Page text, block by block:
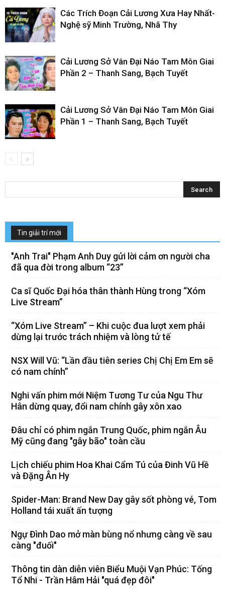
Các Trích Đoạn Cải Lương Xưa Hay Nhất-
Nghệ sỹ Minh Trường, Nhã Thy
Cải Lương Sở Vân Đại Náo Tam Môn Giai
Phần 2 – Thanh Sang, Bạch Tuyết
Cải Lương Sở Vân Đại Náo Tam Môn Giai
Phần 1 – Thanh Sang, Bạch Tuyết
Tin giải trí mới
"Anh Trai" Phạm Anh Duy gửi lời cảm ơn người cha
đã qua đời trong album “23”
Ca sĩ Quốc Đại hóa thân thành Hùng trong “Xóm
Live Stream”
“Xóm Live Stream” – Khi cuộc đua lượt xem phải
dừng lại trước trách nhiệm và lòng tử tế
NSX Will Vũ: “Lần đầu tiên series Chị Chị Em Em sẽ
có nam chính”
Nghi vấn phim mới Niệm Tương Tư của Ngu Thư
Hân dừng quay, đổi nam chính gây xôn xao
Đâu chỉ có phim ngắn Trung Quốc, phim ngắn Âu
Mỹ cũng đang "gây bão" toàn cầu
Lịch chiếu phim Hoa Khai Cẩm Tú của Đinh Vũ Hề
và Đặng Ân Hy
Spider-Man: Brand New Day gây sốt phòng vé, Tom
Holland tái xuất ấn tượng
Ngự Đình Dao mở màn bùng nổ nhưng càng về sau
càng "đuối"
Thông tin dàn diễn viên Biểu Muội Vạn Phúc: Tống
Tổ Nhi - Trần Hâm Hải "quá đẹp đôi"